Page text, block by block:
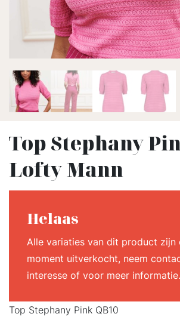
Top Stephany
Lofty Mann
Helaas
Alle variaties van dit product zijn
moment uitverkocht, neem
interesse of voor meer informatie.
Top Stephany Pink QB10